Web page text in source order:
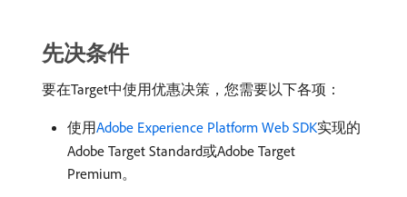
先决条件
要在Target中使用优惠决策，您需要以下各项：
使用Adobe Experience Platform Web SDK实现的
Adobe Target Standard或Adobe Target
Premium。